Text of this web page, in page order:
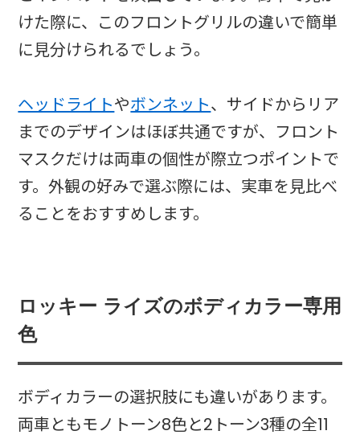
けた際に、このフロントグリルの違いで簡単
に見分けられるでしょう。
ヘッドライトやボンネット、サイドからリア
までのデザインはほぼ共通ですが、フロント
マスクだけは両車の個性が際立つポイントで
す。外観の好みで選ぶ際には、実車を見比べ
ることをおすすめします。
ロッキー ライズのボディカラー専用
色
ボディカラーの選択肢にも違いがあります。
両車ともモノトーン8色と2トーン3種の全11